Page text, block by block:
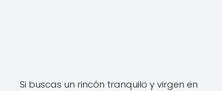
Si buscas un rincón tranquilo y virgen en